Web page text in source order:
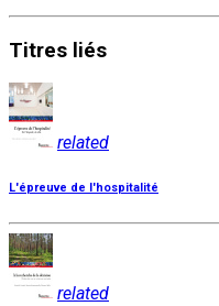
Titres liés
related
L'épreuve de l'hospitalité
related